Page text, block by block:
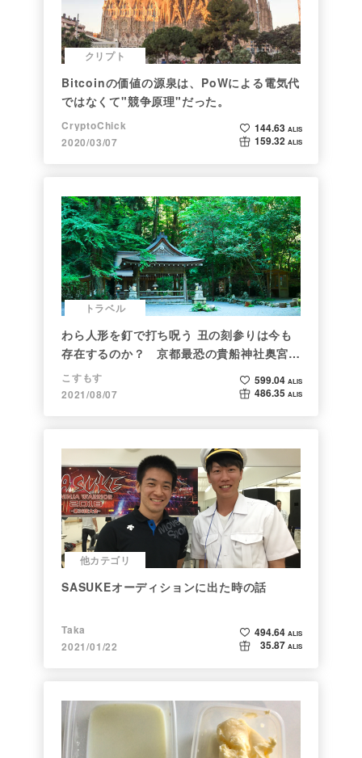
クリプト
Bitcoinの価値の源泉は、PoWによる電気代
ではなくて"競争原理"だった。
CryptoChick
2020/03/07
144.63 ALIS
159.32 ALIS
トラベル
わら人形を釘で打ち呪う 丑の刻参りは今も
存在するのか？ 京都最恐の貴船神社奥宮を
調べた
こすもす
2021/08/07
599.04 ALIS
486.35 ALIS
他カテゴリ
SASUKEオーディションに出た時の話
Taka
2021/01/22
494.64 ALIS
35.87 ALIS